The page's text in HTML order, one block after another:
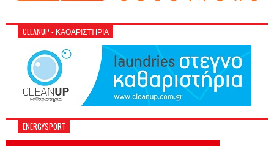
CLEANUP - ΚΑΘΑΡΙΣΤΉΡΙΑ
ENERGYSPORT